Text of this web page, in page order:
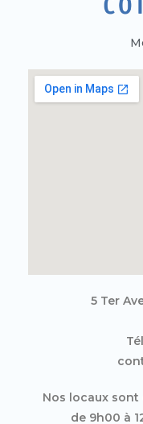
5 Ter
Nos locaux sont
de 9h00 à